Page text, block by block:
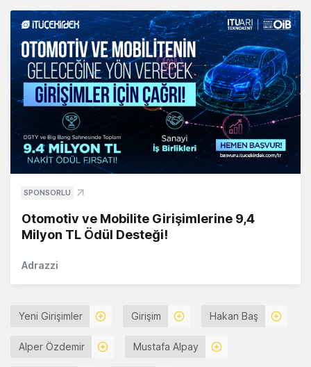
SPONSORLU
Otomotiv ve Mobilite Girişimlerine 9,4
Milyon TL Ödül Desteği!
Adrazzi
Yeni Girişimler Girişim Hakan Baş
Alper Özdemir Mustafa Alpay